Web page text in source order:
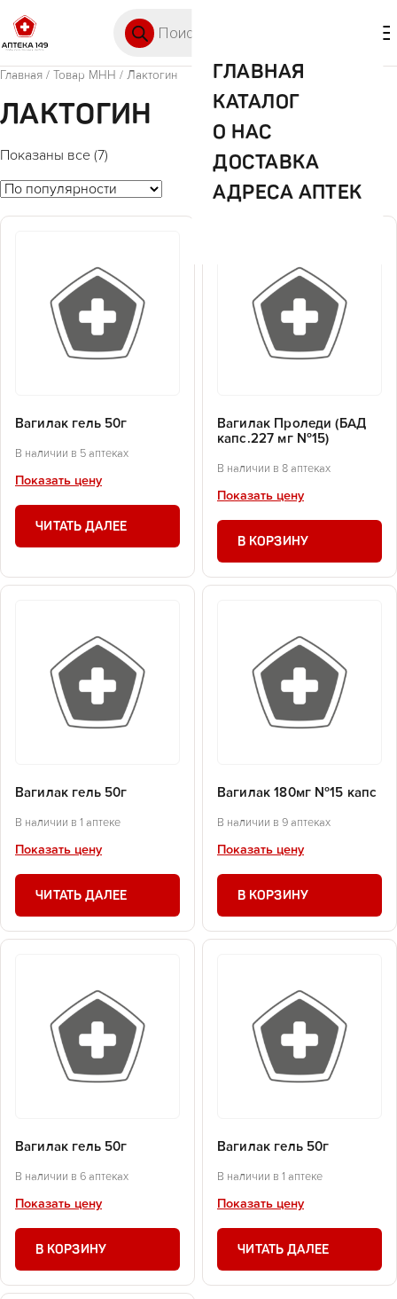
ГЛАВНАЯ
КАТАЛОГ
О НАС
ДОСТАВКА
АДРЕСА АПТЕК
Главная / Товар МНН / Лактогин
ЛАКТОГИН
Показаны все (7)
Вагилак гель 50г
В наличии в 5 аптеках
Показать цену
ЧИТАТЬ ДАЛЕЕ
Вагилак Проледи (БАД
капс.227 мг №15)
В наличии в 8 аптеках
Показать цену
В КОРЗИНУ
Вагилак гель 50г
В наличии в 1 аптеке
Показать цену
ЧИТАТЬ ДАЛЕЕ
Вагилак 180мг №15 капс
В наличии в 9 аптеках
Показать цену
В КОРЗИНУ
Вагилак гель 50г
В наличии в 6 аптеках
Показать цену
В КОРЗИНУ
Вагилак гель 50г
В наличии в 1 аптеке
Показать цену
ЧИТАТЬ ДАЛЕЕ